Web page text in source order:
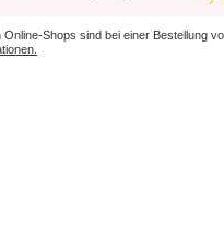
Online-Shops sind bei einer Bestellung